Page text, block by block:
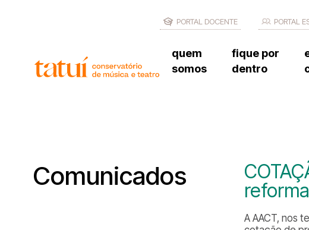
PORTAL DOCENTE PORTAL
quem
somos
fique por
dentro
Comunicados
A AACT, nos